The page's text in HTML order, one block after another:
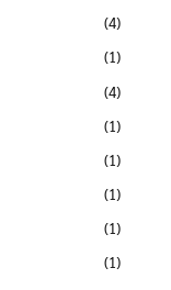
(4)
(1)
(4)
(1)
(1)
(1)
(1)
(1)